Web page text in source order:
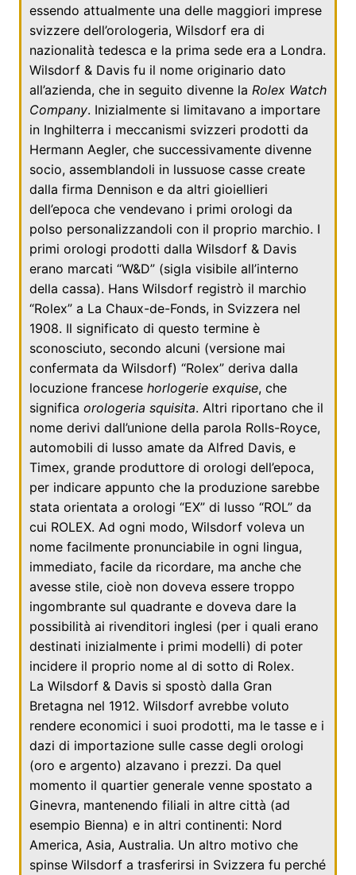
essendo attualmente una delle maggiori imprese
svizzere dell’orologeria, Wilsdorf era di
nazionalità tedesca e la prima sede era a Londra.
Wilsdorf & Davis fu il nome originario dato
all’azienda, che in seguito divenne la Rolex Watch
Company. Inizialmente si limitavano a importare
in Inghilterra i meccanismi svizzeri prodotti da
Hermann Aegler, che successivamente divenne
socio, assemblandoli in lussuose casse create
dalla firma Dennison e da altri gioiellieri
dell’epoca che vendevano i primi orologi da
polso personalizzandoli con il proprio marchio. I
primi orologi prodotti dalla Wilsdorf & Davis
erano marcati “W&D” (sigla visibile all’interno
della cassa). Hans Wilsdorf registrò il marchio
“Rolex” a La Chaux-de-Fonds, in Svizzera nel
1908. Il significato di questo termine è
sconosciuto, secondo alcuni (versione mai
confermata da Wilsdorf) “Rolex” deriva dalla
locuzione francese horlogerie exquise, che
significa orologeria squisita. Altri riportano che il
nome derivi dall’unione della parola Rolls-Royce,
automobili di lusso amate da Alfred Davis, e
Timex, grande produttore di orologi dell’epoca,
per indicare appunto che la produzione sarebbe
stata orientata a orologi “EX” di lusso “ROL” da
cui ROLEX. Ad ogni modo, Wilsdorf voleva un
nome facilmente pronunciabile in ogni lingua,
immediato, facile da ricordare, ma anche che
avesse stile, cioè non doveva essere troppo
ingombrante sul quadrante e doveva dare la
possibilità ai rivenditori inglesi (per i quali erano
destinati inizialmente i primi modelli) di poter
incidere il proprio nome al di sotto di Rolex.
La Wilsdorf & Davis si spostò dalla Gran
Bretagna nel 1912. Wilsdorf avrebbe voluto
rendere economici i suoi prodotti, ma le tasse e i
dazi di importazione sulle casse degli orologi
(oro e argento) alzavano i prezzi. Da quel
momento il quartier generale venne spostato a
Ginevra, mantenendo filiali in altre città (ad
esempio Bienna) e in altri continenti: Nord
America, Asia, Australia. Un altro motivo che
spinse Wilsdorf a trasferirsi in Svizzera fu perché